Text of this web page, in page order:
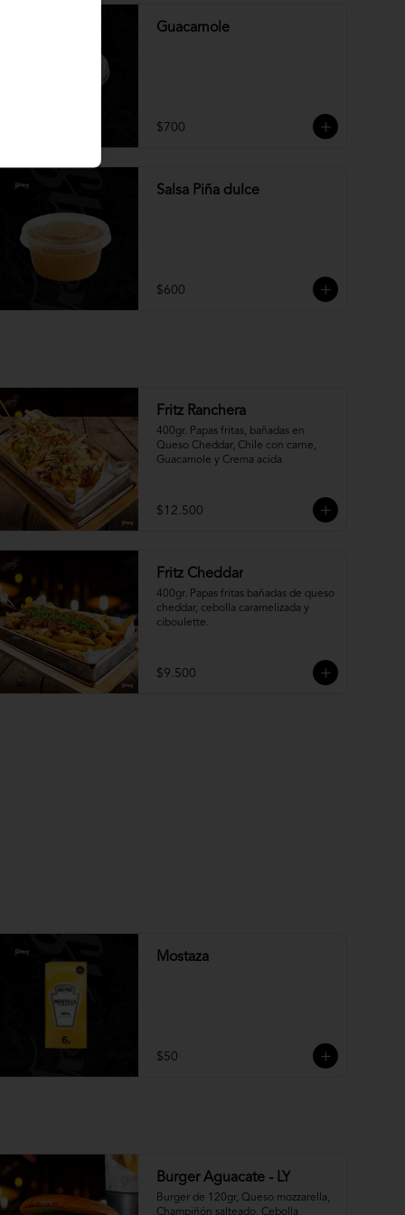
Guacamole
$700
Salsa Piña dulce
$600
Fritz Ranchera
400gr. Papas fritas, bañadas en
Queso Cheddar, Chile con carne,
Guacamole y Crema acida
$12.500
Fritz Cheddar
400gr. Papas fritas bañadas de queso
cheddar, cebolla caramelizada y
ciboulette.
$9.500
Mostaza
$50
Burger Aguacate - LY
Burger de 120gr, Queso mozzarella,
Champiñón salteado, Cebolla